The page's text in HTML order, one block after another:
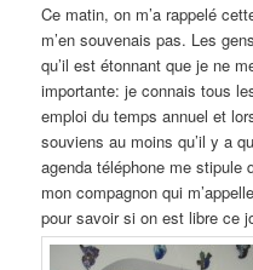
Ce matin, on m’a rappelé
m’en souvenais pas. Les
qu’il est étonnant que je ne
importante: je connais tous
emploi du temps annuel et
souviens au moins qu’il y a
agenda téléphone me stipule
mon compagnon qui
pour savoir si on est libre ce